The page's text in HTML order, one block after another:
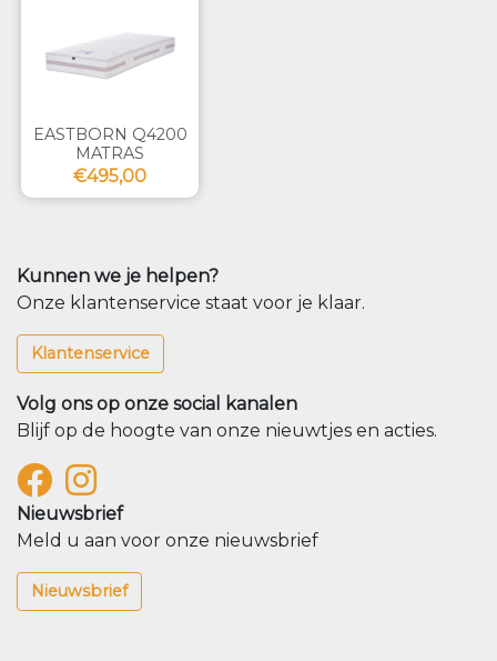
EASTBORN Q4200
MATRAS
€495,00
Kunnen we je helpen?
Onze klantenservice staat voor je klaar.
Klantenservice
Volg ons op onze social kanalen
Blijf op de hoogte van onze nieuwtjes en acties.
Nieuwsbrief
Meld u aan voor onze nieuwsbrief
Nieuwsbrief